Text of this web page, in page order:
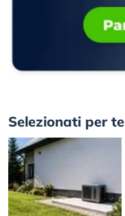
Selezionati per te